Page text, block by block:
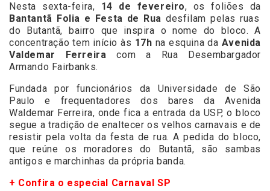
Nesta sexta-feira, 14 de fevereiro, os foliões da
Bantantã Folia e Festa de Ruadesfilam pelas ruas
do Butantã, bairro que inspira o nome do bloco. A
concentração tem início às 17h na esquina da Avenida
Valdemar Ferreiracom a Rua Desembargador
Armando Fairbanks.
Fundada por funcionários da Universidade de São
Paulo e frequentadores dos bares da Avenida
Waldemar Ferreira, onde fica a entrada da USP, o bloco
segue a tradição de enaltecer os velhos carnavais e de
resistir pela volta da festa de rua. A pedida do bloco,
que reúne os moradores do Butantã, são sambas
antigos e marchinhas da própria banda.
+ Confira o especial Carnaval SP